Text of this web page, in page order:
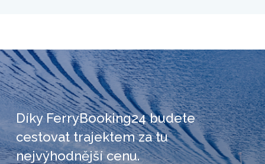
Díky FerryBooking24 budete
cestovat trajektem za tu
nejvýhodnější cenu.